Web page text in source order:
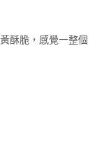
酥脆，感覺一整個